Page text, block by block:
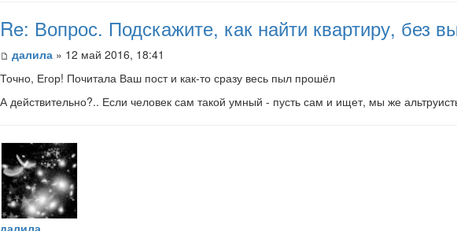
Re: Вопрос. Подскажите, как найти квартиру, без
далила » 12 май 2016, 18:41
Точно, Егор! Почитала Ваш пост и как-то сразу весь пыл прошёл
А действительно?.. Если человек сам такой умный - пусть сам и ищет, мы же
далила